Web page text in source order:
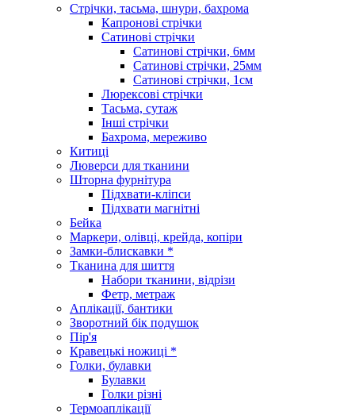
Стрічки, тасьма, шнури, бахрома
Капронові стрічки
Сатинові стрічки
Сатинові стрічки, 6мм
Сатинові стрічки, 25мм
Сатинові стрічки, 1см
Люрексові стрічки
Тасьма, сутаж
Інші стрічки
Бахрома, мереживо
Китиці
Люверси для тканини
Шторна фурнітура
Підхвати-кліпси
Підхвати магнітні
Бейка
Маркери, олівці, крейда, копіри
Замки-блискавки *
Тканина для шиття
Набори тканини, відрізи
Фетр, метраж
Аплікації, бантики
Зворотний бік подушок
Пір'я
Кравецькі ножиці *
Голки, булавки
Булавки
Голки різні
Термоаплікації